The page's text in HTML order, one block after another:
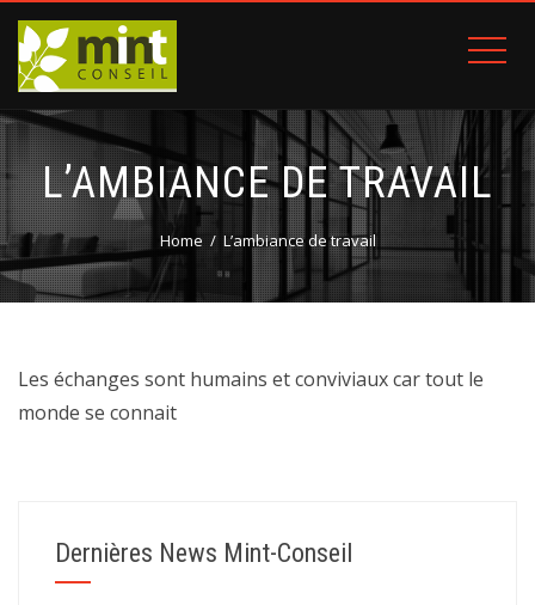
L’AMBIANCE DE TRAVAIL
Home L’ambiance de travail
Les échanges sont humains et conviviaux car tout le
monde se connait
Dernières News Mint-Conseil